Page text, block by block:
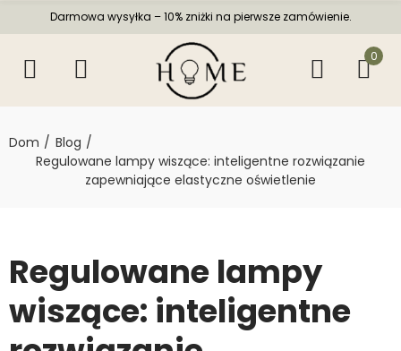
Darmowa wysyłka – 10% zniżki na pierwsze zamówienie.
0
Dom
Blog
Regulowane lampy wiszące: inteligentne rozwiązanie
zapewniające elastyczne oświetlenie
Regulowane lampy
wiszące: inteligentne